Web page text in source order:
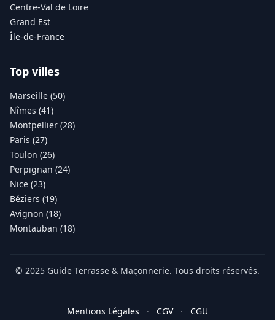
Centre-Val de Loire
Grand Est
Île-de-France
Top villes
Marseille (50)
Nîmes (41)
Montpellier (28)
Paris (27)
Toulon (26)
Perpignan (24)
Nice (23)
Béziers (19)
Avignon (18)
Montauban (18)
© 2025 Guide Terrasse & Maçonnerie. Tous droits réservés.
Mentions Légales · CGV · CGU